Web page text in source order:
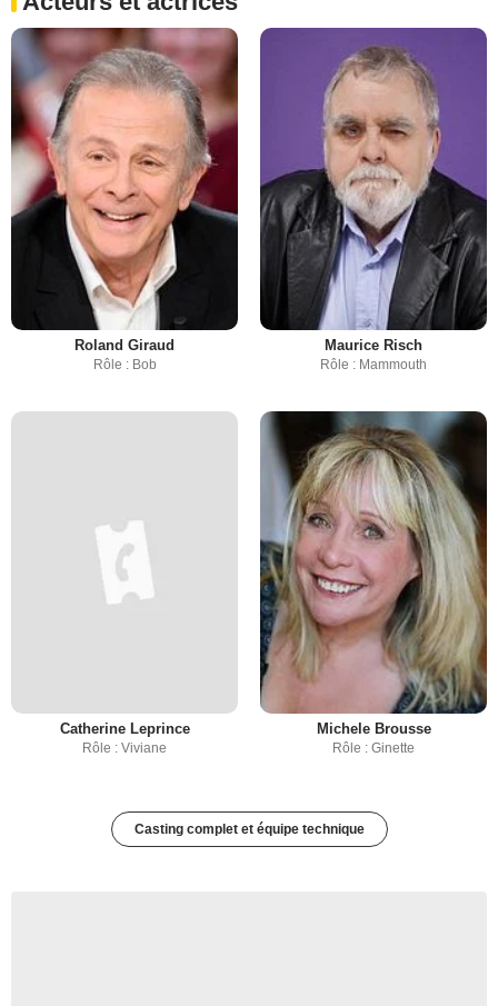
Roland Giraud
Rôle : Bob
Maurice Risch
Rôle : Mammouth
Catherine Leprince
Rôle : Viviane
Michele Brousse
Rôle : Ginette
Casting complet et équipe technique